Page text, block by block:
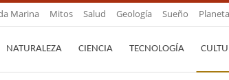
Marina Mitos Salud Geología Sueño
NATURALEZA CIENCIA TECNOLOGÍA